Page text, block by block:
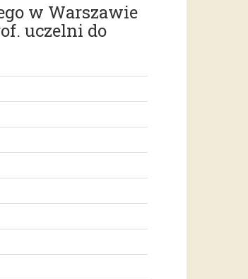
w Warszawie
uczelni do